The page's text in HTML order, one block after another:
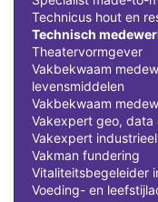
Technicus hout en
Technisch
Theatervormgever
Vakbekwaam
levensmiddelen
Vakbekwaam
Vakexpert geo, data
Vakexpert
Vakman fundering
Vitaliteitsbegeleider
Voeding- en